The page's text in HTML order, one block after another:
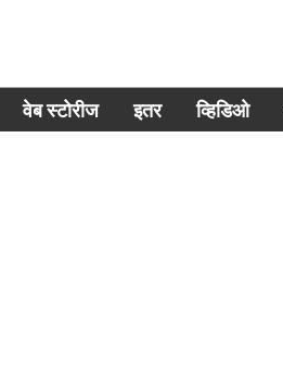
वेब स्टोरीज इतर व्हिडिओ